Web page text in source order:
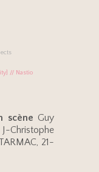
// Nastio
scène Guy
J-Christophe
21-